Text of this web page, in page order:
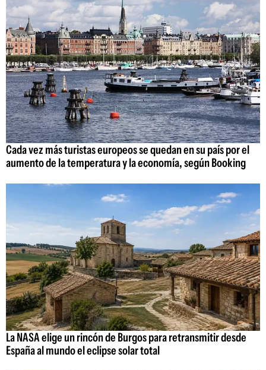
Cada vez más turistas europeos se quedan en su país por el
aumento de la temperatura y la economía, según Booking
La NASA elige un rincón de Burgos para retransmitir desde
España al mundo el eclipse solar total